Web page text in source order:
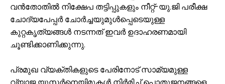
വൻതോതിൽ നിക്ഷേപ തട്ടിപ്പുകളും നീറ്റ്-യു.ജി പരീക്ഷ
ചോദ്യപേപ്പർ ചോർച്ചയുമുൾപ്പെടെയുള്ള
കുറ്റകൃത്യങ്ങൾ നടന്നത് ഇവർ ഉദാഹരണമായി
ചൂണ്ടിക്കാണിക്കുന്നു.
പ്രമുഖ വ്യക്തികളുടെ പേരിനോട് സാമ്യമുള്ള